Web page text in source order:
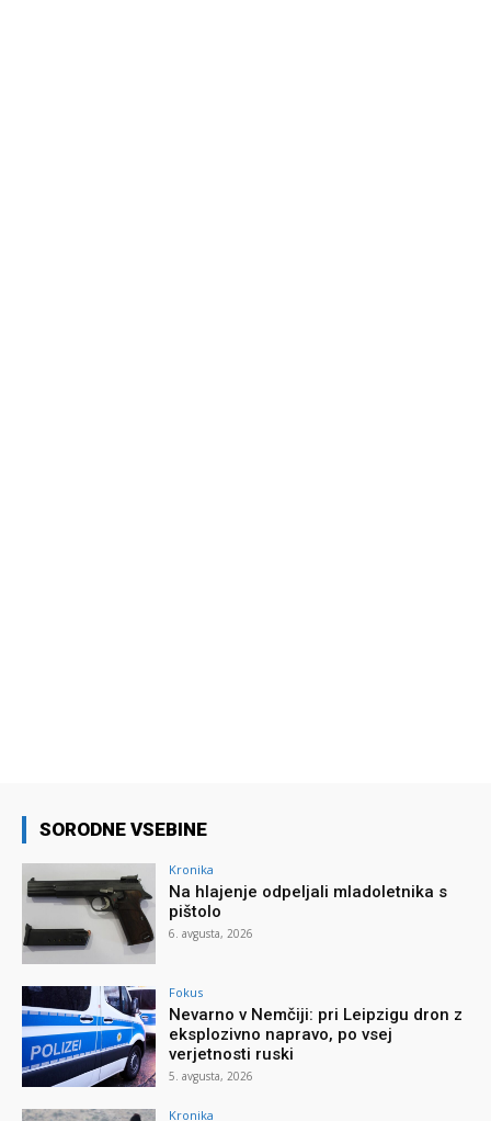
SORODNE VSEBINE
Kronika
Na hlajenje odpeljali mladoletnika s
pištolo
6. avgusta, 2026
Fokus
Nevarno v Nemčiji: pri Leipzigu dron z
eksplozivno napravo, po vsej
verjetnosti ruski
5. avgusta, 2026
Kronika